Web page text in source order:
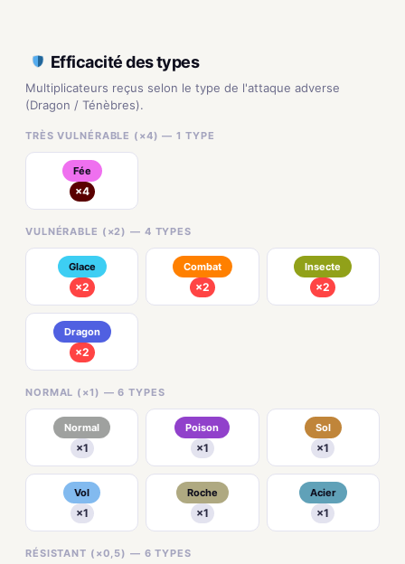
Efficacité des types
Multiplicateurs reçus selon le type de l'attaque adverse
(Dragon / Ténèbres).
TRÈS VULNÉRABLE (×4) — 1 TYPE
Fée
×4
VULNÉRABLE (×2) — 4 TYPES
Glace
×2
Combat
×2
Insecte
×2
Dragon
×2
NORMAL (×1) — 6 TYPES
Normal
×1
Poison
×1
Sol
×1
Vol
×1
Roche
×1
Acier
×1
RÉSISTANT (×0,5) — 6 TYPES